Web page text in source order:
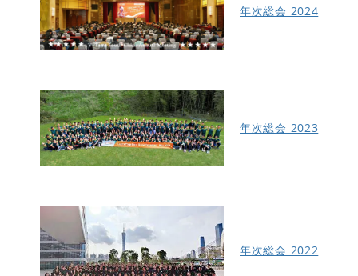
年次総会 2024
年次総会 2023
年次総会 2022